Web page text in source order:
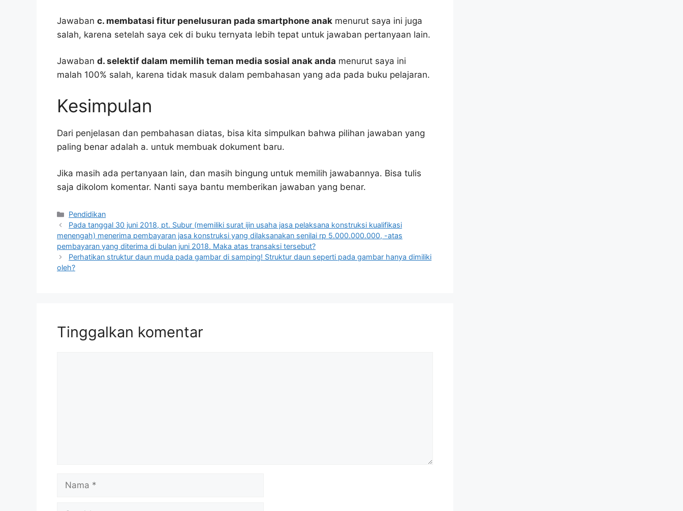
Jawaban c. membatasi fitur penelusuran pada smartphone anak menurut saya ini juga
salah, karena setelah saya cek di buku ternyata lebih tepat untuk jawaban pertanyaan lain.
Jawaban d. selektif dalam memilih teman media sosial anak anda menurut saya ini
malah 100% salah, karena tidak masuk dalam pembahasan yang ada pada buku pelajaran.
Kesimpulan
Dari penjelasan dan pembahasan diatas, bisa kita simpulkan bahwa pilihan jawaban yang
paling benar adalah a. untuk membuak dokument baru.
Jika masih ada pertanyaan lain, dan masih bingung untuk memilih jawabannya. Bisa tulis
saja dikolom komentar. Nanti saya bantu memberikan jawaban yang benar.
Kategori
Pendidikan
Pada tanggal 30 juni 2018, pt. Subur (memiliki surat ijin usaha jasa pelaksana konstruksi kualifikasi
menengah) menerima pembayaran jasa konstruksi yang dilaksanakan senilai rp 5.000.000.000, -atas
pembayaran yang diterima di bulan juni 2018. Maka atas transaksi tersebut?
Perhatikan struktur daun muda pada gambar di samping! Struktur daun seperti pada gambar hanya dimiliki
oleh?
Tinggalkan komentar
Nama
Surel